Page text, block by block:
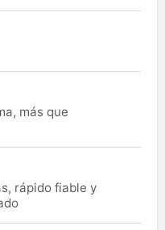
más que
rápido fiable y